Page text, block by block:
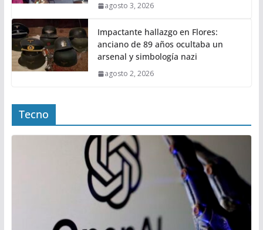
agosto 3, 2026
Impactante hallazgo en Flores:
anciano de 89 años ocultaba un
arsenal y simbología nazi
agosto 2, 2026
Tecno